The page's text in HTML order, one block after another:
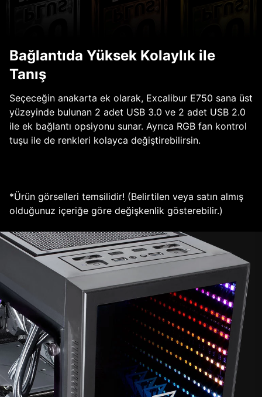
Bağlantıda Yüksek Kolaylık ile
Tanış
Seçeceğin anakarta ek olarak, Excalibur E750 sana üst
yüzeyinde bulunan 2 adet USB 3.0 ve 2 adet USB 2.0
ile ek bağlantı opsiyonu sunar. Ayrıca RGB fan kontrol
tuşu ile de renkleri kolayca değiştirebilirsin.
*Ürün görselleri temsilidir! (Belirtilen veya satın almış
olduğunuz içeriğe göre değişkenlik gösterebilir.)